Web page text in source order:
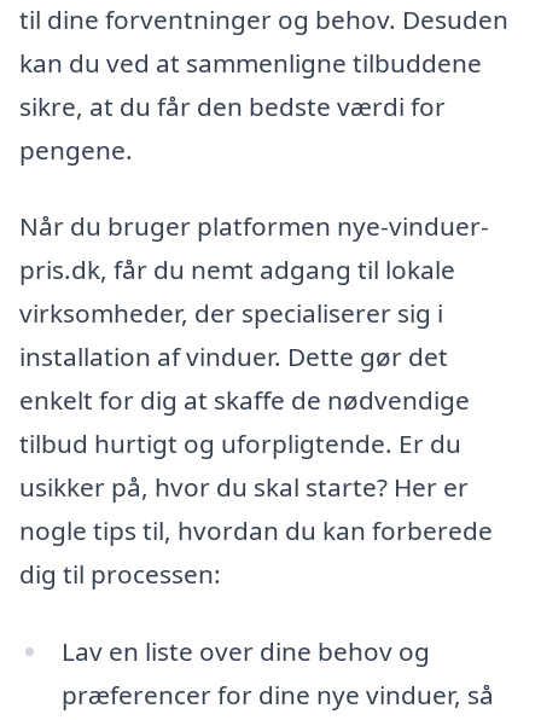
til dine forventninger og behov. Desuden
kan du ved at sammenligne tilbuddene
sikre, at du får den bedste værdi for
pengene.
Når du bruger platformen nye-vinduer-
pris.dk, får du nemt adgang til lokale
virksomheder, der specialiserer sig i
installation af vinduer. Dette gør det
enkelt for dig at skaffe de nødvendige
tilbud hurtigt og uforpligtende. Er du
usikker på, hvor du skal starte? Her er
nogle tips til, hvordan du kan forberede
dig til processen:
Lav en liste over dine behov og
præferencer for dine nye vinduer, så